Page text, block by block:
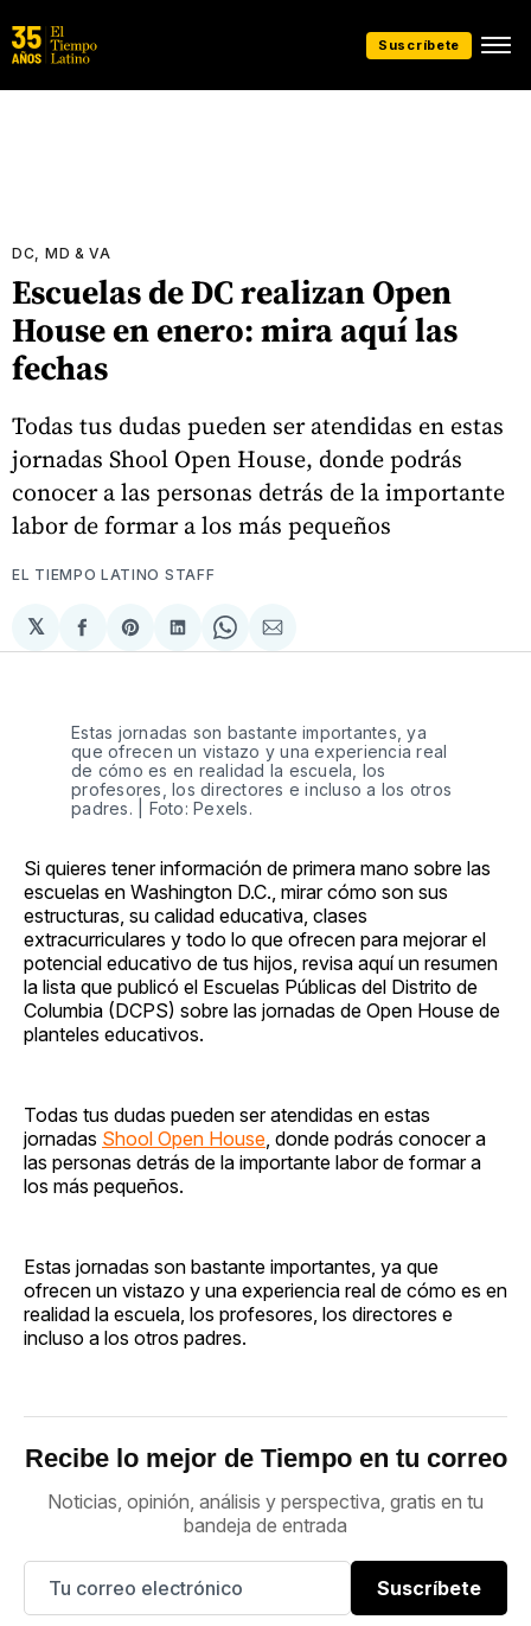
Suscríbete
DC, MD & VA
Escuelas de DC realizan Open
House en enero: mira aquí las
fechas
Todas tus dudas pueden ser atendidas en estas
jornadas Shool Open House, donde podrás
conocer a las personas detrás de la importante
labor de formar a los más pequeños
EL TIEMPO LATINO STAFF
𝕏
Compartir
en
Share
on
Compartir
en
Share
on
Compartir
via
Estas jornadas son bastante importantes, ya
que ofrecen un vistazo y una experiencia real
de cómo es en realidad la escuela, los
profesores, los directores e incluso a los otros
padres. | Foto: Pexels.
Si quieres tener información de primera mano sobre las
escuelas en Washington D.C., mirar cómo son sus
estructuras, su calidad educativa, clases
extracurriculares y todo lo que ofrecen para mejorar el
potencial educativo de tus hijos, revisa aquí un resumen
la lista que publicó el Escuelas Públicas del Distrito de
Columbia (DCPS) sobre las jornadas de Open House de
planteles educativos.
Todas tus dudas pueden ser atendidas en estas
jornadas Shool Open House , donde podrás conocer a
las personas detrás de la importante labor de formar a
los más pequeños.
Estas jornadas son bastante importantes, ya que
ofrecen un vistazo y una experiencia real de cómo es en
realidad la escuela, los profesores, los directores e
incluso a los otros padres.
Recibe lo mejor de Tiempo en tu correo
Noticias, opinión, análisis y perspectiva, gratis en tu
bandeja de entrada
Suscríbete